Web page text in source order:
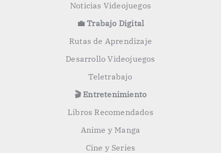
Noticias Videojuegos
💼 Trabajo Digital
Rutas de Aprendizaje
Desarrollo Videojuegos
Teletrabajo
🎬 Entretenimiento
Libros Recomendados
Anime y Manga
Cine y Series